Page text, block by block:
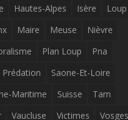
Hautes-Alpes Isère
Loup
Maire Meuse
Nièvre
Plan Loup
Pna
Prédation
Saone-Et-Loire
Maritime Suisse
Tarn
Vaucluse Victimes
Vosges